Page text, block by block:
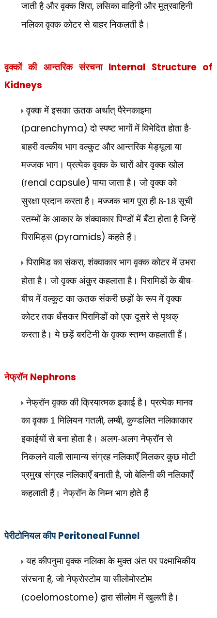
जाती है और वृक्क शिरा,लसिका वाहिनी और मूत्रवाहिनी
नलिका वृक्क कोटर से बाहर निकलती है।
वृक्कों की आन्तरिक संरचना Internal Structure of
Kidneys
वृक्क में इसका ऊतक अर्थात् पैरेनकाइमा
(parenchyma)दो स्पष्ट भागों में विभेदित होता है-
बाहरी वल्कीय भाग वल्कुट और आन्तरिक मेड्यूला या
मज्जक भाग। प्रत्येक वृक्क के चारों ओर वृक्क खोल
(renal capsule)पाया जाता है। जो वृक्क को
सुरक्षा प्रदान करता है। मज्जक भाग पूरा ही 8-18 सूची
स्तम्भों के आकार के शंक्वाकार पिण्डों में बँटा होता है जिन्हें
पिरामिड्स (pyramids)कहते हैं।
पिरामिड का संकरा,शंक्वाकार भाग वृक्क कोटर में उभरा
होता है। जो वृक्क अंकुर कहलाता है। पिरामिडों के बीच-
बीच में वल्कुट का ऊतक संकरी छड़ों के रूप में वृक्क
कोटर तक धँसकर पिरामिडों को एक-दूसरे से पृथक्
करता है। ये छड़ें बरटिनी के वृक्क स्तम्भ कहलाती हैं।
नेफ्रॉन Nephrons
नेफ्रॉन वृक्क की क्रियात्मक इकाई है। प्रत्येक मानव
का वृक्क 1 मिलियन गतली,लम्बी,कुण्डलित नलिकाकार
इकाईयों से बना होता है। अलग-अलग नेफ्रॉन से
निकलने वाली सामान्य संग्रह नलिकाएँ मिलकर कुछ मोटी
प्रमुख संग्रह नलिकाएँ बनाती है,जो बेलिनी की नलिकाएँ
कहलाती हैं। नेफ्रॉन के निम्न भाग होते हैं
पेरीटोनियल कीप Peritoneal Funnel
यह कीपनुमा वृक्क नलिका के मुक्त अंत पर पक्ष्माभिकीय
संरचना है,जो नेफ्रोस्टोम या सीलोमोस्टोम
(coelomostome)द्वारा सीलोम में खुलती है।